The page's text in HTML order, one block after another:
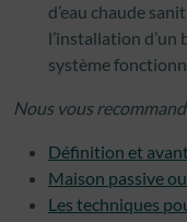
d’eau chaude
l’installation
système
Nous vous
Définition et
Maison passive
Les techniques